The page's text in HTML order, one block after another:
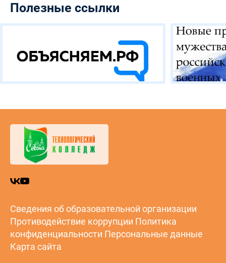
Полезные ссылки
Сведения об образовательной организации
Противодействие коррупции Политика
конфиденциальности Персональные данные
Карта сайта